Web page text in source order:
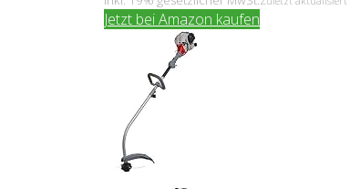
Jetzt bei Amazon kaufen